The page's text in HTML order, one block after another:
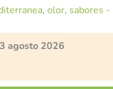
, olor, sabores -
agosto 2026